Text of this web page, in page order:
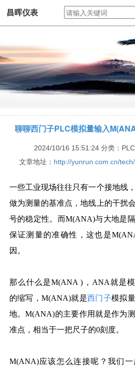
昌晖仪表
聊聊西门子PLC模拟量输入
2024/10/16 15:51:24 分类：
文章地址： http://yunrun.com.cn/
一些工业现场往往只有一个接地线
做为测量的基准点，地线上的干扰
号的稳定性。而M(ANA)与大地是
保证测量的准确性，这也是
因。
那么什么是M(ANA )，ANA就是
的缩写，M(ANA)就是西门子模拟
地。M(ANA)的主要作用就是作为
准点，相当于一把尺子的0刻度。
M(ANA)应该怎么连接呢？我们